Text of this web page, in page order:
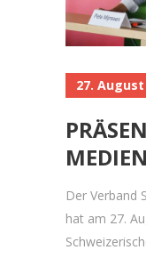
27. August
Der Verband
hat am 27.